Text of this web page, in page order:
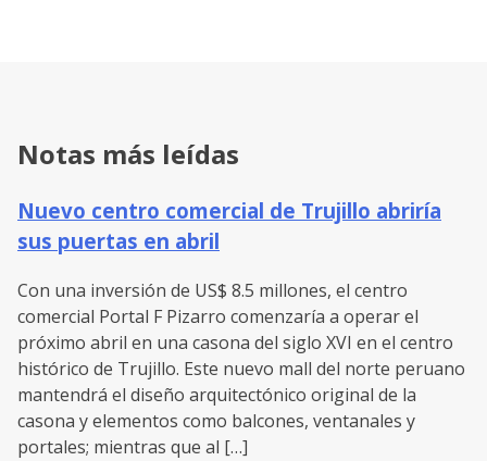
Notas más leídas
Nuevo centro comercial de Trujillo abriría
sus puertas en abril
Con una inversión de US$ 8.5 millones, el centro
comercial Portal F Pizarro comenzaría a operar el
próximo abril en una casona del siglo XVI en el centro
histórico de Trujillo. Este nuevo mall del norte peruano
mantendrá el diseño arquitectónico original de la
casona y elementos como balcones, ventanales y
portales; mientras que al […]